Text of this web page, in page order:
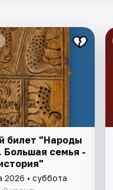
билет "Народы
Большая семья -
2026 • суббота